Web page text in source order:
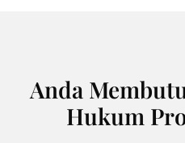
Anda
Hukum